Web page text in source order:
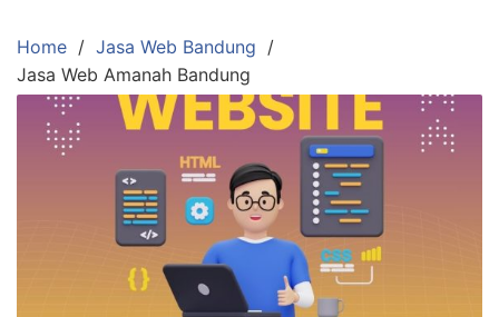
content
Home
Jasa Web Bandung
Jasa Web Amanah Bandung